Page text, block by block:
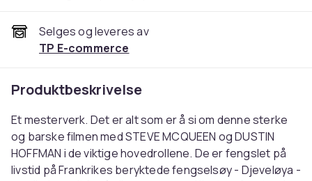
Selges og leveres av
TP E-commerce
Produktbeskrivelse
Et mesterverk. Det er alt som er å si om denne sterke
og barske filmen med STEVE MCQUEEN og DUSTIN
HOFFMAN i de viktige hovedrollene. De er fengslet på
livstid på Frankrikes beryktede fengselsøy - Djeveløya -